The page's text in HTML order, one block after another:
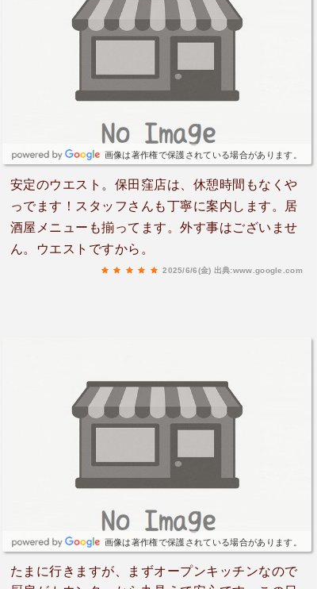
画像は著作権で保護されている場合があります。
安定のウエスト。保田窪店は、休憩時間もなくや
っでます！スタッフさんも丁寧に案内します。居
酒屋メニューも揃ってます。外す事はございませ
ん。ウエストですから。
2025/6/6(金) 出典:www.google.com
画像は著作権で保護されている場合があります。
たまに行きますが、まずオープンキッチンなので